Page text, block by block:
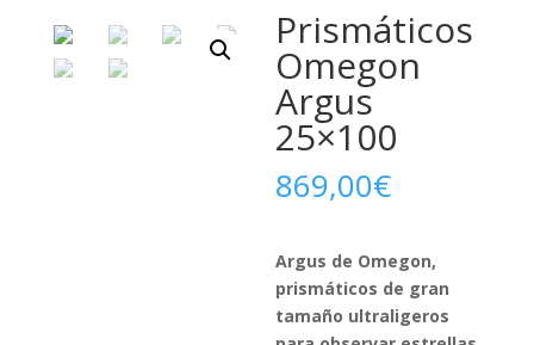
Prismáticos
Omegon
Argus
25×100
869,00€
Argus de Omegon,
prismáticos de gran
tamaño ultraligeros